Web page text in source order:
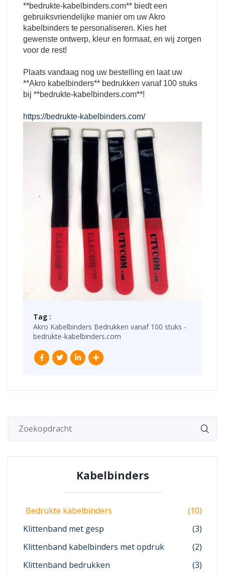
**bedrukte-kabelbinders.com** biedt een
gebruiksvriendelijke manier om uw Akro
kabelbinders te personaliseren. Kies het
gewenste ontwerp, kleur en formaat, en wij zorgen
voor de rest!
Plaats vandaag nog uw bestelling en laat uw
**Akro kabelbinders** bedrukken vanaf 100 stuks
bij **bedrukte-kabelbinders.com**!
https://bedrukte-kabelbinders.com/
Tag :
Akro Kabelbinders Bedrukken vanaf 100 stuks -
bedrukte-kabelbinders.com
Kabelbinders
Bedrukte kabelbinders
(10)
Klittenband met gesp
(3)
Klittenband kabelbinders met opdruk
(2)
Klittenband bedrukken
(3)